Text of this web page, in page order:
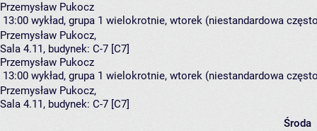
Przemysław Pukocz
13:00 wykład, grupa 1 wielokrotnie, wtorek (niestandardowa
Przemysław Pukocz,
Sala 4.11, budynek: C-7 [C7]
Przemysław Pukocz
13:00 wykład, grupa 1 wielokrotnie, wtorek (niestandardowa
Przemysław Pukocz,
Sala 4.11, budynek: C-7 [C7]
Środa